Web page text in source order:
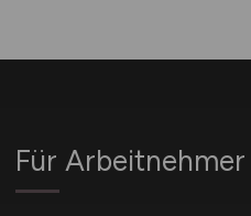
Für Arbeitnehmer